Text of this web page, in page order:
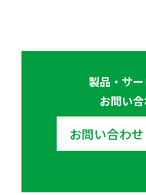
製品・サ
お問い
お問い合わせ